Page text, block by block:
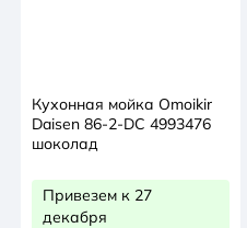
Кухонная мойка Omoikir
Daisen 86-2-DC 4993476
шоколад
Привезем к 27
декабря